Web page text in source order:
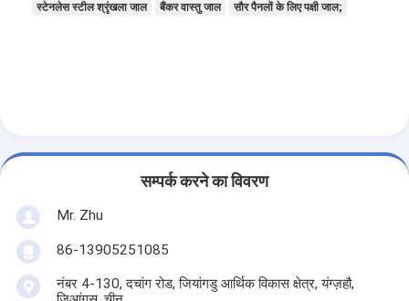
स्टेनलेस स्टील श्रृंखला जाल बैंकर वास्तु जाल सौर पैनलों के लिए पक्षी जाल;
सम्पर्क करने का विवरण
Mr. Zhu
86-13905251085
नंबर 4-130, दचांग रोड, जियांगडु आर्थिक विकास क्षेत्र, यंग्ज़हौ,